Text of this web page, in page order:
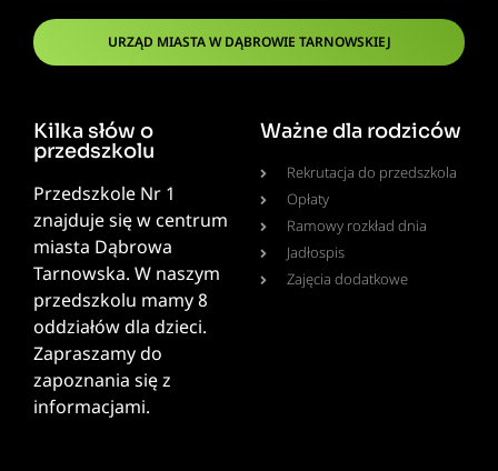
URZĄD MIASTA W DĄBROWIE TARNOWSKIEJ
Kilka słów o
przedszkolu
Przedszkole Nr 1
znajduje się w centrum
miasta Dąbrowa
Tarnowska. W naszym
przedszkolu mamy 8
oddziałów dla dzieci.
Zapraszamy do
zapoznania się z
informacjami.
Ważne dla rodziców
Rekrutacja do przedszkola
Opłaty
Ramowy rozkład dnia
Jadłospis
Zajęcia dodatkowe